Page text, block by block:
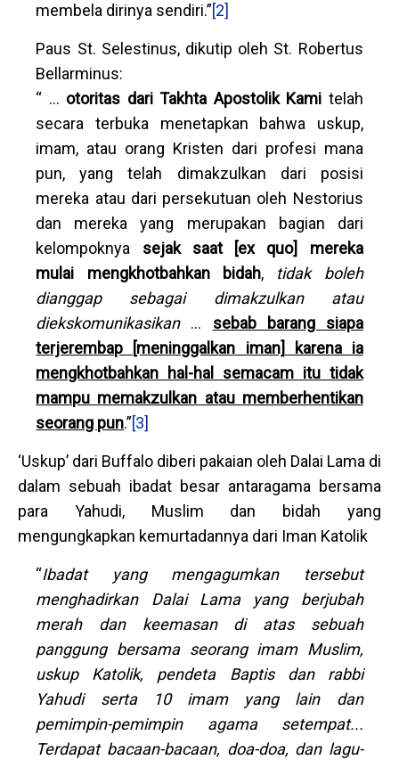
membela dirinya sendiri.”[2]
Paus St. Selestinus, dikutip oleh St. Robertus
Bellarminus:
“ … otoritas dari Takhta Apostolik Kami telah
secara terbuka menetapkan bahwa uskup,
imam, atau orang Kristen dari profesi mana
pun, yang telah dimakzulkan dari posisi
mereka atau dari persekutuan oleh Nestorius
dan mereka yang merupakan bagian dari
kelompoknya sejak saat [ex quo] mereka
mulai mengkhotbahkan bidah, tidak boleh
dianggap sebagai dimakzulkan atau
diekskomunikasikan … sebab barang siapa
terjerembap [meninggalkan iman] karena ia
mengkhotbahkan hal-hal semacam itu tidak
mampu memakzulkan atau memberhentikan
seorang pun.”[3]
‘Uskup’ dari Buffalo diberi pakaian oleh Dalai Lama di
dalam sebuah ibadat besar antaragama bersama
para Yahudi, Muslim dan bidah yang
mengungkapkan kemurtadannya dari Iman Katolik
“Ibadat yang mengagumkan tersebut
menghadirkan Dalai Lama yang berjubah
merah dan keemasan di atas sebuah
panggung bersama seorang imam Muslim,
uskup Katolik, pendeta Baptis dan rabbi
Yahudi serta 10 imam yang lain dan
pemimpin-pemimpin agama setempat...
Terdapat bacaan-bacaan, doa-doa, dan lagu-